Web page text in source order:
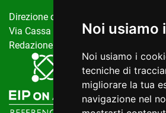
Noi usiamo
Noi usiamo i
tecniche di
migliorare la tua
navigazione nel
Direzione centrale salute, politiche
Via Cassa di Risparmio, 10 Trieste
Redazione del portale: